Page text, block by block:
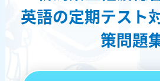
英語の定期テスト
策問題